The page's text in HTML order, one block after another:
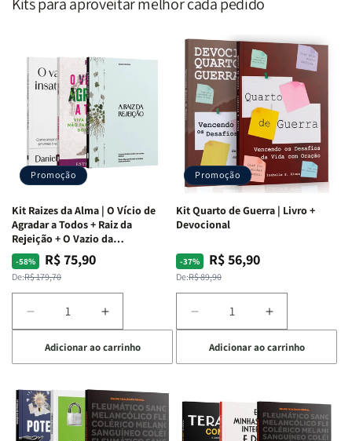
Promoção
Kit Raizes da Alma | O Vício de
Agradar a Todos + Raiz da
Rejeição + O Vazio da
Insatisfação.
-58%
Preço
normal
De:R$ 179,70
Preço
promocional
R$ 75,90
Diminuir
a
quantidade
de
Raizes
da
Alma
Aumentar
a
quantidade
de
Raizes
da
Alma
Adicionar ao carrinho
Promoção
Kit Quarto de Guerra | Livro +
Devocional
-37%
Preço
normal
De:R$ 89,90
Preço
promocional
R$ 56,90
Diminuir
a
quantidade
de
Quarto
de
Guerra
Aumentar
a
quantidade
de
Quarto
de
Guerra
Adicionar ao carrinho